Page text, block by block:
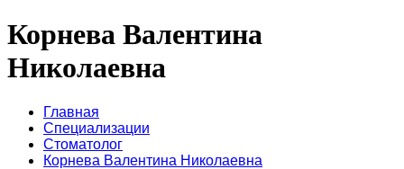
Корнева Валентина
Николаевна
Главная
Специализации
Стоматолог
Корнева Валентина Николаевна